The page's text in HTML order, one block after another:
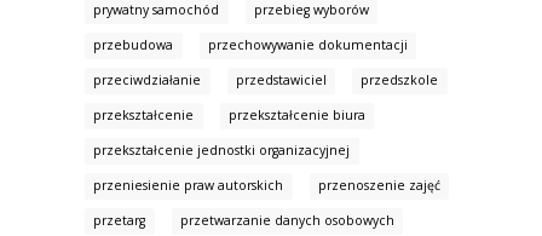
prywatny samochód przebieg wyborów
przebudowa przechowywanie dokumentacji
przeciwdziałanie przedstawiciel przedszkole
przekształcenie przekształcenie biura
przekształcenie jednostki organizacyjnej
przeniesienie praw autorskich przenoszenie zajęć
przetarg przetwarzanie danych osobowych